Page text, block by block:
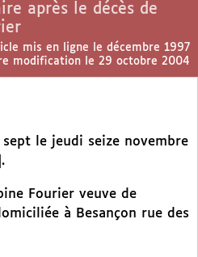
après le décès de
mis en ligne le décembre 1997
modification le 29 octobre 2004
le jeudi seize novembre
.
Fourier veuve de
à Besançon rue des